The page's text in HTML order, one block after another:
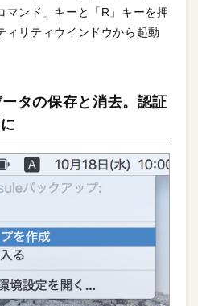
マンド」キーと「R」キーを押
ィリティウインドウから起動
ータの保存と消去。認証